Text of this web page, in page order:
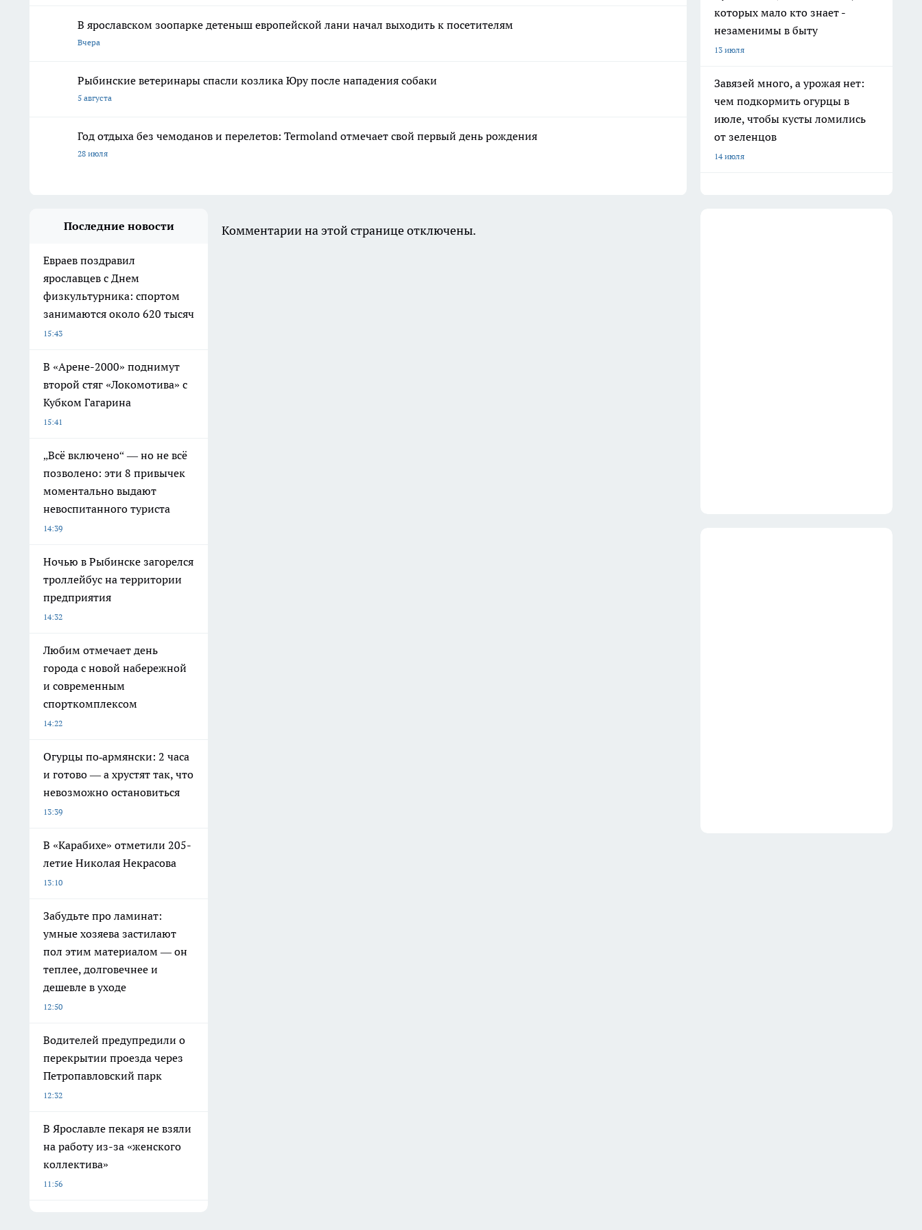
В ярославском зоопарке детеныш европейской лани начал выходить к посетителям
Вчера
Рыбинские ветеринары спасли козлика Юру после нападения собаки
5 августа
Год отдыха без чемоданов и перелетов: Termoland отмечает свой первый день рождения
28 июля
которых мало кто знает -
незаменимы в быту
13 июля
Завязей много, а урожая нет:
чем подкормить огурцы в
июле, чтобы кусты ломились
от зеленцов
14 июля
Последние новости
Евраев поздравил
ярославцев с Днем
физкультурника: спортом
занимаются около 620 тысяч
15:43
В «Арене-2000» поднимут
второй стяг «Локомотива» с
Кубком Гагарина
15:41
„Всё включено“ — но не всё
позволено: эти 8 привычек
моментально выдают
невоспитанного туриста
14:39
Ночью в Рыбинске загорелся
троллейбус на территории
предприятия
14:32
Любим отмечает день
города с новой набережной
и современным
спорткомплексом
14:22
Огурцы по‑армянски: 2 часа
и готово — а хрустят так, что
невозможно остановиться
13:39
В «Карабихе» отметили 205-
летие Николая Некрасова
13:10
Забудьте про ламинат:
умные хозяева застилают
пол этим материалом — он
теплее, долговечнее и
дешевле в уходе
12:50
Водителей предупредили о
перекрытии проезда через
Петропавловский парк
12:32
В Ярославле пекаря не взяли
на работу из-за «женского
коллектива»
11:56
Комментарии на этой странице отключены.